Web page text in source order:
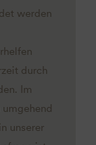
werden
durch
Im
unserer